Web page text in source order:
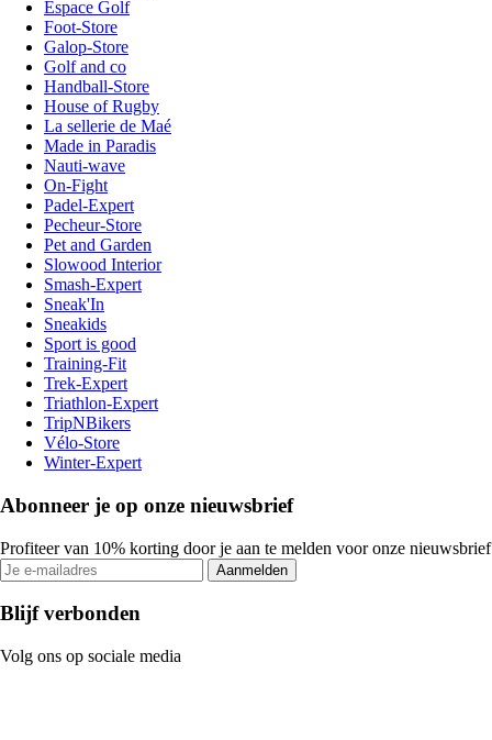
Espace Golf
Foot-Store
Galop-Store
Golf and co
Handball-Store
House of Rugby
La sellerie de Maé
Made in Paradis
Nauti-wave
On-Fight
Padel-Expert
Pecheur-Store
Pet and Garden
Slowood Interior
Smash-Expert
Sneak'In
Sneakids
Sport is good
Training-Fit
Trek-Expert
Triathlon-Expert
TripNBikers
Vélo-Store
Winter-Expert
Abonneer je op onze nieuwsbrief
Profiteer van 10% korting door je aan te melden voor onze nieuwsbrief
Aanmelden
Blijf verbonden
Volg ons op sociale media